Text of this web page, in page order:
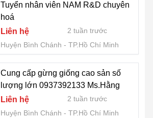
Tuyển nhân viên NAM R&D chuyên
hoá
Liên hệ
2 tuần trước
Huyện Bình Chánh
TP.Hồ Chí Minh
Cung cấp gừng giống cao sản số
lượng lớn 0937392133 Ms.Hằng
Liên hệ
2 tuần trước
Huyện Bình Chánh
TP.Hồ Chí Minh